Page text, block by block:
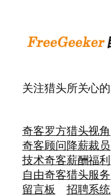
关注猎头所关心的
奇客罗方
奇客顾问
技术奇客
自由奇客
留言板
猎头视角
降薪裁员
薪酬福利
猎头服务
招聘系统